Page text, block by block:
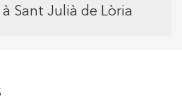
Sant Julià de Lòria